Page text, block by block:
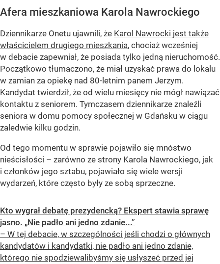
Afera mieszkaniowa Karola Nawrockiego
Dziennikarze Onetu ujawnili, że Karol Nawrocki jest także
właścicielem drugiego mieszkania, chociaż wcześniej
w debacie zapewniał, że posiada tylko jedną nieruchomość.
Początkowo tłumaczono, że miał uzyskać prawa do lokalu
w zamian za opiekę nad 80-letnim panem Jerzym.
Kandydat twierdził, że od wielu miesięcy nie mógł nawiązać
kontaktu z seniorem. Tymczasem dziennikarze znaleźli
seniora w domu pomocy społecznej w Gdańsku w ciągu
zaledwie kilku godzin.
Od tego momentu w sprawie pojawiło się mnóstwo
nieścisłości – zarówno ze strony Karola Nawrockiego, jak
i członków jego sztabu, pojawiało się wiele wersji
wydarzeń, które często były ze sobą sprzeczne.
Kto wygrał debatę prezydencką? Ekspert stawia sprawę
jasno. „Nie padło ani jedno zdanie...”
​– W tej debacie, w szczególności jeśli chodzi o głównych
kandydatów i kandydatki, nie padło ani jedno zdanie,
którego nie spodziewalibyśmy się usłyszeć przed jej